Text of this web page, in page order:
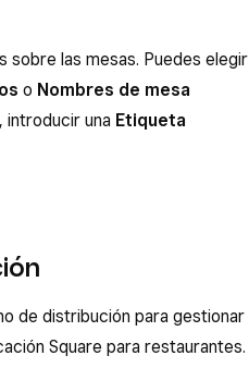
sobre las mesas. Puedes elegir
o Nombres de mesa
introducir una Etiqueta
de distribución para gestionar
Square para restaurantes.